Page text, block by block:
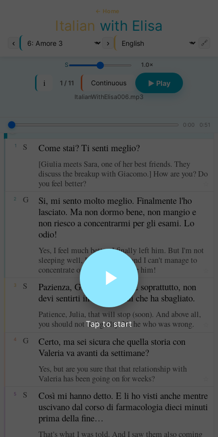
Tap to start
← Home
Italian with Elisa
‹ › 🔗
i
ItalianWithElisa006.mp3
1 / 11 Continuous ▶ Play
S 1.0×
0:00 0:51
6 Amore 3
1 S Come stai? Ti senti meglio?
[Giulia meets Sara, one of her best friends. They
discuss the breakup with Giacomo.] How are you? Do
you feel better?
2 G
Si, mi sento molto meglio. Finalmente l'ho
lasciato. Ma non dormo bene, non mangio e
non riesco a concentrarmi per gli esami. Lo
odio!
Yes, I feel much better. I finally left him. But I'm not
sleeping well, I'm not eating and I can't manage to
concentrate on the exams. I hate him!
3 S
Pazienza, Giulia, passerà. E soprattutto, non
devi sentirti in colpa. È lui che ha sbagliato.
Patience, Julia, that will stop (soon). And above all,
you should not feel guilty. It's he who was wrong.
4 G
Certo, ma sei sicura che quella storia con
Valeria va avanti da settimane?
Yes, but are you sure that that relationship with
Valeria has been going on for weeks?
5 S
Così mi hanno detto. E li ho visti anche mentre
uscivano dal corso di farmacologia dieci minuti
prima della fine…
That's what I was told. And I saw them also coming